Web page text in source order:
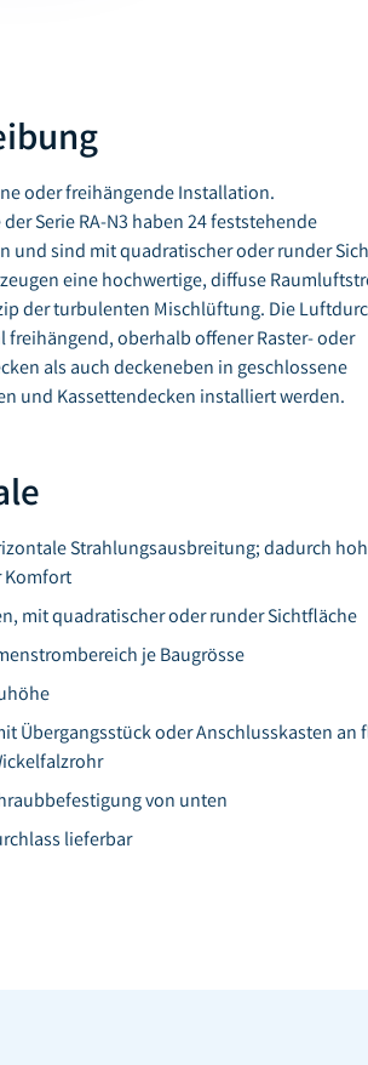
oder freihängende Installation.
Serie RA-N3 haben 24 feststehende
und sind mit quadratischer oder runder
eine hochwertige, diffuse
der turbulenten Mischlüftung. Die
freihängend, oberhalb offener Raster- oder
als auch deckeneben in geschlossene
und Kassettendecken installiert werden.
Strahlungsausbreitung; dadurch
Komfort
mit quadratischer oder runder Sichtfläche
je Baugrösse
Übergangsstück oder Anschlusskasten an
von unten
lieferbar